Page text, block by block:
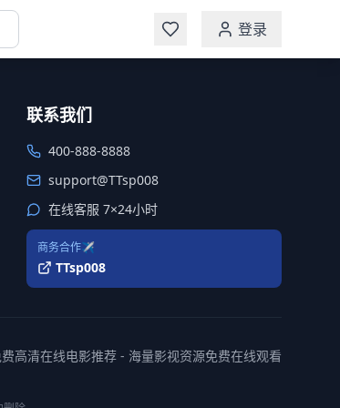
登录
联系我们
400-888-8888
support@TTsp008
在线客服 7×24小时
商务合作✈️
TTsp008
高清在线电影推荐 - 海量影视资源免费在线观看